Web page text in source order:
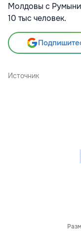
Молдовы с
10 тыс человек.
Источник